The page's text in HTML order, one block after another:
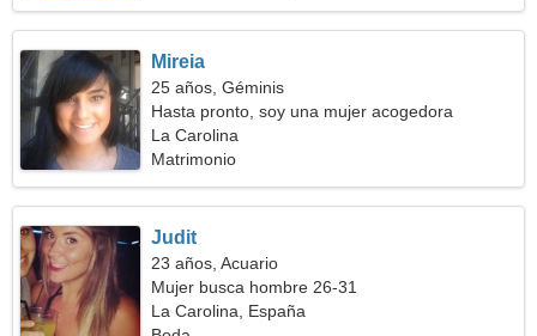
Mireia
25 años, Géminis
Hasta pronto, soy una mujer acogedora
La Carolina
Matrimonio
Judit
23 años, Acuario
Mujer busca hombre 26-31
La Carolina, España